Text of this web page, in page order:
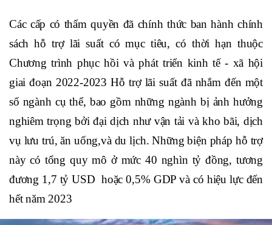
Các cấp có thẩm quyền đã chính thức ban hành chính
sách hỗ trợ lãi suất có mục tiêu, có thời hạn thuộc
Chương trình phục hồi và phát triển kinh tế - xã hội
giai đoạn 2022-2023 Hỗ trợ lãi suất đã nhắm đến một
số ngành cụ thể, bao gồm những ngành bị ảnh hưởng
nghiêm trọng bởi đại dịch như vận tải và kho bãi, dịch
vụ lưu trú, ăn uống,và du lịch. Những biện pháp hỗ trợ
này có tổng quy mô ở mức 40 nghìn tỷ đồng, tương
đương 1,7 tỷ USD hoặc 0,5% GDP và có hiệu lực đến
hết năm 2023